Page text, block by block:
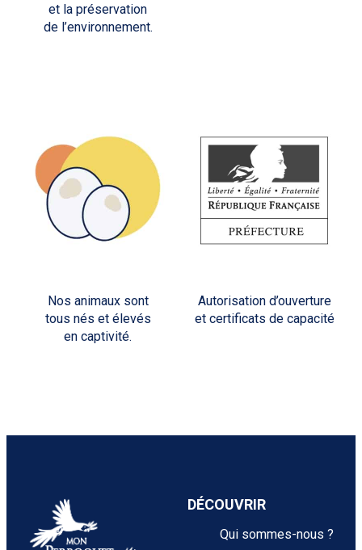
et la préservation
de l’environnement.
Nos animaux sont
tous nés et élevés
en captivité.
Autorisation d’ouverture
et certificats de capacité
DÉCOUVRIR
Qui sommes-nous ?